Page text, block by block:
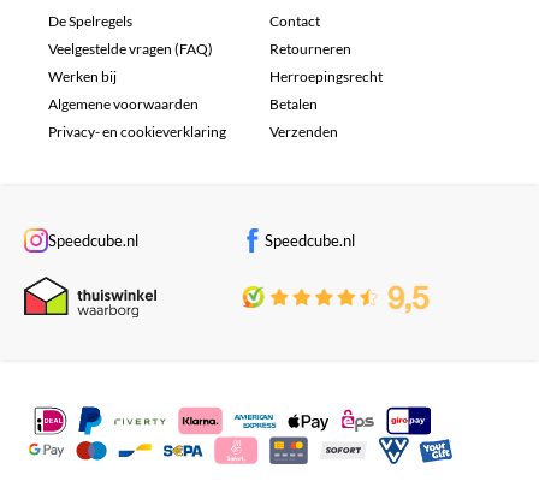
De Spelregels
Veelgestelde vragen (FAQ)
Werken bij
Algemene voorwaarden
Privacy- en cookieverklaring
Contact
Retourneren
Herroepingsrecht
Betalen
Verzenden
Speedcube.nl Speedcube.nl